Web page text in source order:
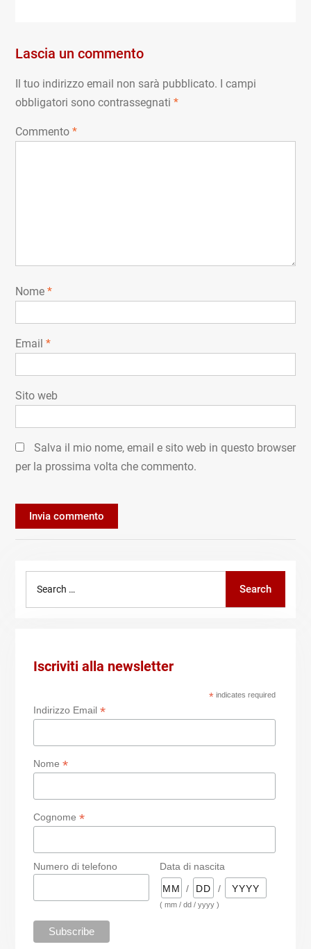
Lascia un commento
Il tuo indirizzo email non sarà pubblicato. I campi
obbligatori sono contrassegnati *
Commento *
Nome *
Email *
Sito web
Salva il mio nome, email e sito web in questo browser
per la prossima volta che commento.
Search
Iscriviti alla newsletter
*indicates required
Indirizzo Email *
Nome *
Cognome *
Numero di telefono
Data di nascita
/
/
( mm / dd / yyyy )